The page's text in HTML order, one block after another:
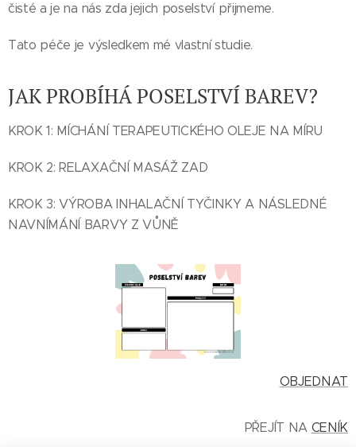
čisté a je na nás zda jejich poselství přijmeme.
Tato péče je výsledkem mé vlastní studie.
JAK PROBÍHÁ POSELSTVÍ BAREV?
KROK 1: MÍCHÁNÍ TERAPEUTICKÉHO OLEJE NA MÍRU
KROK 2: RELAXAČNÍ MASÁŽ ZAD
KROK 3: VÝROBA INHALAČNÍ TYČINKY A NÁSLEDNÉ
NAVNÍMÁNÍ BARVY Z VŮNĚ
OBJEDNAT
PŘEJÍT NA CENÍK